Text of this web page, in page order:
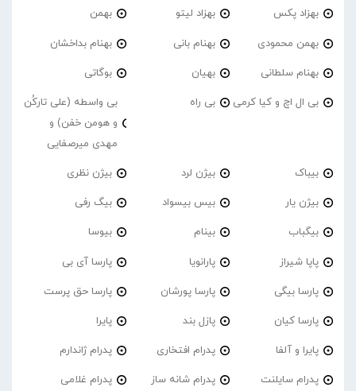
بهزاد پکس بهزاد لیتو بهمن
بهمن محمودی بهنام بانی بهنام بداخشان
بهنام سلطانی بهیان بوگاتی
بی ال اچ و کیا کرمی بی راه
بی واسطه (علی تارکُن
و هومن خفن) و
مهدی میرصفایی
بیباک بیژن لرد بیژن نظری
بیژن یار بیس بیسواد بیگ رفی
بیگباب بینام بیوسا
پاپا شیراز پارانویا پارسا آی بی
پارسا بیگی پارسا پورشان پارسا حق پرست
پارسا کیان پازل بند پایرا
پایرا و آلفا پدرام افتخاری پدرام ژاندارم
پدرام‌ سایلنت پدرام شانه ساز پدرام غلامی